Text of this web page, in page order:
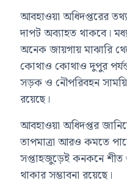
আবহাওয়া অধিদপ্তরের
দাপট অব্যাহত থাকবে।
অনেক জায়গায় মাঝারি
কোথাও কোথাও দুপুর
সড়ক ও নৌপরিবহন
রয়েছে।
আবহাওয়া অধিদপ্তর
তাপমাত্রা আরও কমতে
সপ্তাহজুড়েই কনকনে শীত
থাকার সম্ভাবনা রয়েছে।